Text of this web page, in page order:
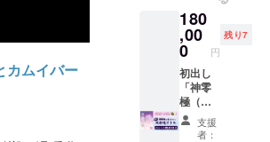
カムイバー
添加物
等の食
品表示
はお届
け商品
のラベ
ルに表
記され
ます。
キャラ
クター
（バジ
ル）デ
ザイン
をイ
メージ
し 国
民が共
NFT
保有特
典：期
間中保
有者
は、神
零リ
ピート
購入
認くだ
さ
い。」
合、
NFT保
有特典
最上位
の特典
割引を
対象と
させて
頂きま
洗礼し
た味わ
いに！
火入れ
をおこ
なわ
ず、お
酒本来
のお米
の味わ
いをダ
イレク
トにお
届けで
きる
「生
酒」で
す ※発
180
,00
0 円
残り7
初出し
「神零
極（神
こぼ
し）純
支援
者：